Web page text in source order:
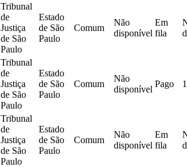
Tribunal
de
Justiça
de São
Paulo
Estado
de São
Paulo
Comum
Não
disponível
Em
fila
Tribunal
de
Justiça
de São
Paulo
Estado
de São
Paulo
Comum
Não
disponível
Pago
Tribunal
de
Justiça
de São
Paulo
Estado
de São
Paulo
Comum
Não
disponível
Em
fila